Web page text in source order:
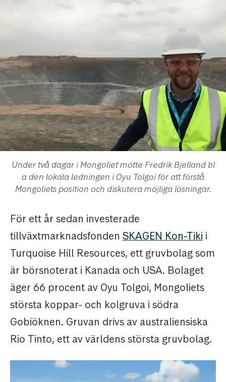
Under två dagar i Mongoliet mötte Fredrik Bjelland bl
a den lokala ledningen i Oyu Tolgoi för att förstå
Mongoliets position och diskutera möjliga lösningar.
För ett år sedan investerade
tillväxtmarknadsfonden SKAGEN Kon-Tiki i
Turquoise Hill Resources, ett gruvbolag som
är börsnoterat i Kanada och USA. Bolaget
äger 66 procent av Oyu Tolgoi, Mongoliets
största koppar- och kolgruva i södra
Gobiöknen. Gruvan drivs av australiensiska
Rio Tinto, ett av världens största gruvbolag.